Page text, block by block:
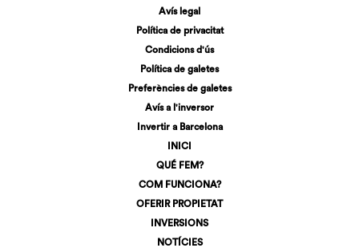
Avís legal
Política de privacitat
Condicions d'ús
Política de galetes
Preferències de galetes
Avís a l'inversor
Invertir a Barcelona
INICI
QUÉ FEM?
COM FUNCIONA?
OFERIR PROPIETAT
INVERSIONS
NOTÍCIES